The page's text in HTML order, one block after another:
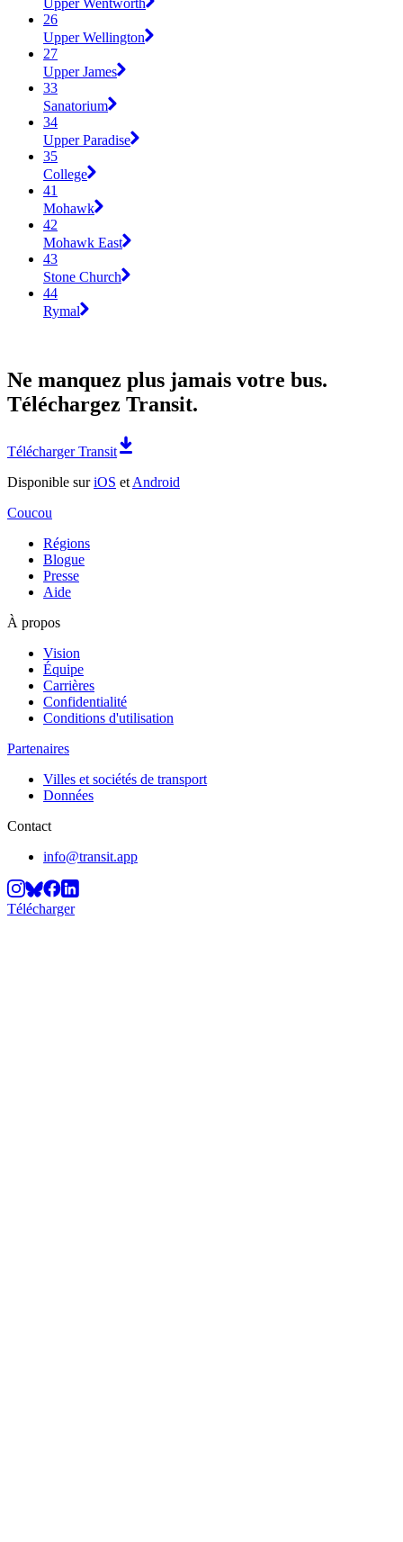
Upper Wentworth
26
Upper Wellington
27
Upper James
33
Sanatorium
34
Upper Paradise
35
College
41
Mohawk
42
Mohawk East
43
Stone Church
44
Rymal
Ne manquez plus jamais votre bus.
Téléchargez Transit.
Télécharger Transit
Disponible suriOS et Android
Coucou
Régions
Blogue
Presse
Aide
À propos
Vision
Équipe
Carrières
Confidentialité
Conditions d'utilisation
Partenaires
Villes et sociétés de transport
Données
Contact
info@transit.app
Télécharger